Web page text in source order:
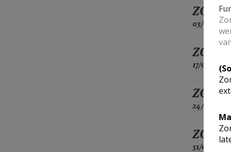
ZO
03/01
ZO
17/01
ZO
24/01
ZO
31/01